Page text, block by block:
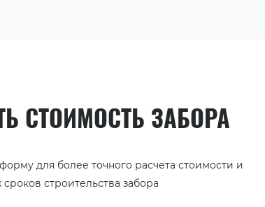
СТОИМОСТЬ ЗАБОРА
для более точного расчета стоимости и
строительства забора